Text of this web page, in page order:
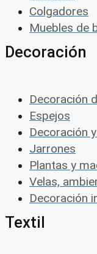
Colgadores
Muebles de
Decoración
Decoración
Espejos
Decoración
Jarrones
Plantas y
Velas,
Decoración
Textil